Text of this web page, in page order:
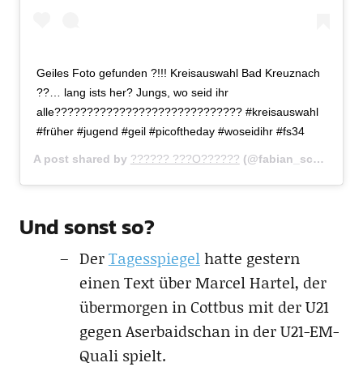
Geiles Foto gefunden ?!!! Kreisauswahl Bad Kreuznach
??… lang ists her? Jungs, wo seid ihr
alle????????????????????????????? #kreisauswahl
#früher #jugend #geil #picoftheday #woseidihr #fs34
A post shared by ?????? ???O?????? (@fabian_schoenheim34) on
Und sonst so?
DerTagesspiegelhatte gestern
einen Text über Marcel Hartel, der
übermorgen in Cottbus mit der U21
gegen Aserbaidschan in der U21-EM-
Quali spielt.